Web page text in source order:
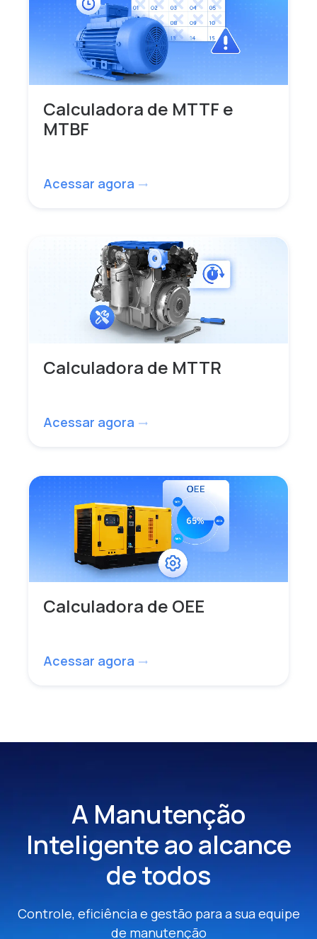
Calculadora de MTTF e
MTBF
Acessar agora trending_flat
Calculadora de MTTR
Acessar agora trending_flat
Calculadora de OEE
Acessar agora trending_flat
A Manutenção
Inteligenteao alcance
de todos
Controle, eficiência e gestão para a sua equipe
de manutenção